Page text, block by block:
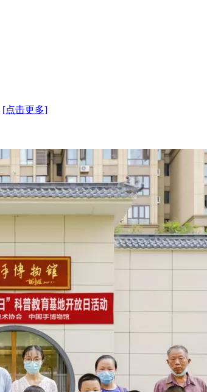
[点击更多]